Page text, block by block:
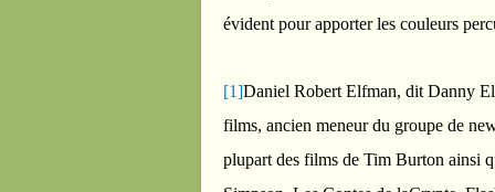
évident pour apporter les couleurs
[1]Daniel Robert Elfman, dit Danny
films, ancien meneur du groupe de
plupart des films de Tim Burton ainsi